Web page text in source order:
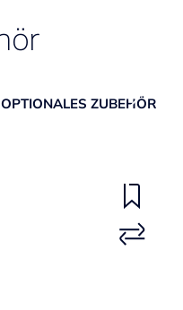
OPTIONALES ZUBEHÖR